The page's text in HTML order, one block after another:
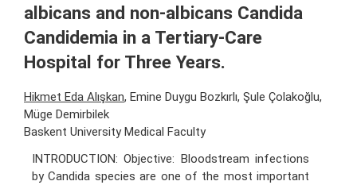
albicans and non-albicans Candida
Candidemia in a Tertiary-Care
Hospital for Three Years.
Hikmet Eda Alışkan, Emine Duygu Bozkırlı, Şule Çolakoğlu,
Müge Demirbilek
Baskent University Medical Faculty
INTRODUCTION: Objective: Bloodstream infections
by Candida species are one of the most important